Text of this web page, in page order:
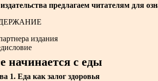
предлагаем читателям для
издания
начинается с еды
1. Еда как залог здоровья